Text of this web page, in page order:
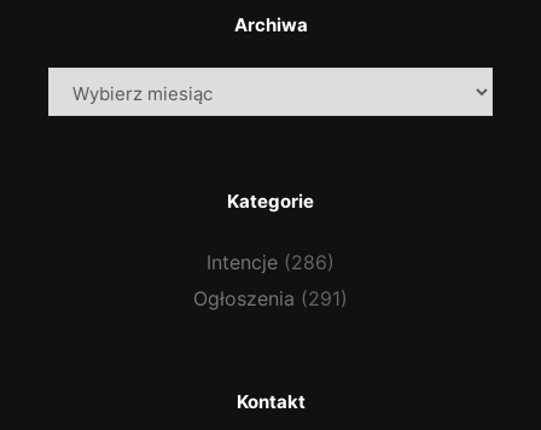
Archiwa
Archiwa
Kategorie
Intencje (286)
Ogłoszenia (291)
Kontakt